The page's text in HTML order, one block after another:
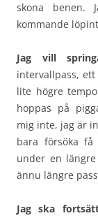
skona benen.
kommande
Jag vill
intervallpass,
lite högre
hoppas på
mig inte, jag är
bara försöka
under en
ännu längre
Jag ska